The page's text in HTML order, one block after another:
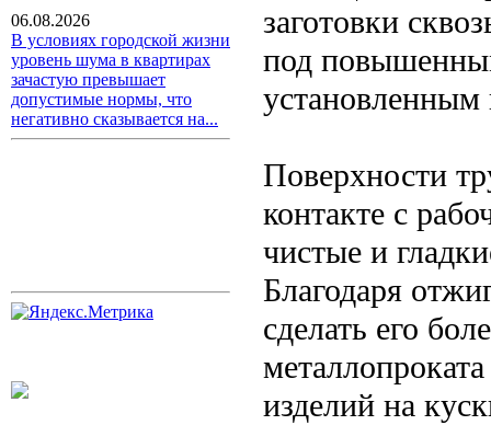
06.08.2026
В условиях городской жизни
уровень шума в квартирах
зачастую превышает
допустимые нормы, что
негативно сказывается на...
заготовки
под
Поверхности
контакте с
чистые и
Благодаря
сделать его
изделий на